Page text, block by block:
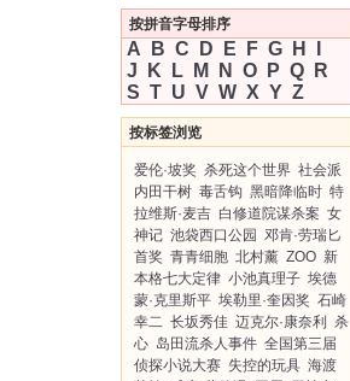
按拼音字母排序
A B C D E F G H
J
K L M N O P Q
R
S T U V W X Y Z
按标签浏览
爱伦·坡奖 杀死这个世界 社会派
内田干树 毒舌钩 黑暗降临时 特
拉维斯·麦吉 白修道院谋杀案 女
神记 池袋西口公园 邓肯·劳瑞匕
首奖 青青细胞 北村薰 ZOO 新
本格七大定律 小池真理子 埃德
蒙·克里斯平 埃勒里·奎因奖 石崎
幸二 长坂秀佳 迈克尔·康奈利
杀
心 岛田流杀人事件 全国第三届
侦探小说大赛 失控的玩具 海渡